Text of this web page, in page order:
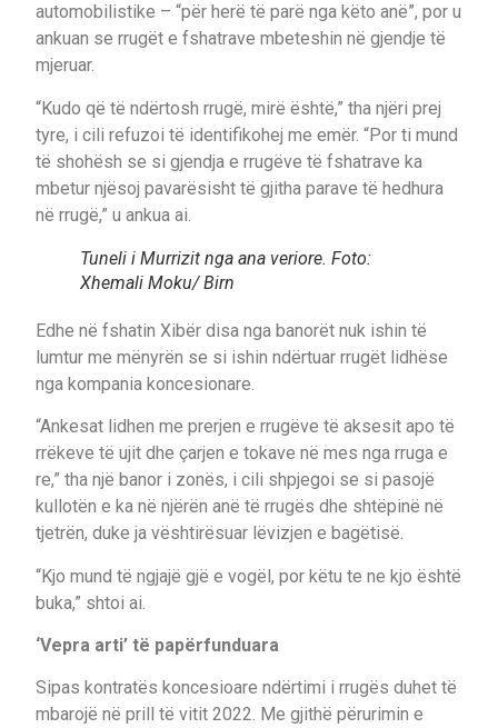
automobilistike – “për herë të parë nga këto anë”, por u
ankuan se rrugët e fshatrave mbeteshin në gjendje të
mjeruar.
“Kudo që të ndërtosh rrugë, mirë është,” tha njëri prej
tyre, i cili refuzoi të identifikohej me emër. “Por ti mund
të shohësh se si gjendja e rrugëve të fshatrave ka
mbetur njësoj pavarësisht të gjitha parave të hedhura
në rrugë,” u ankua ai.
Tuneli i Murrizit nga ana veriore. Foto:
Xhemali Moku/ Birn
Edhe në fshatin Xibër disa nga banorët nuk ishin të
lumtur me mënyrën se si ishin ndërtuar rrugët lidhëse
nga kompania koncesionare.
“Ankesat lidhen me prerjen e rrugëve të aksesit apo të
rrëkeve të ujit dhe çarjen e tokave në mes nga rruga e
re,” tha një banor i zonës, i cili shpjegoi se si pasojë
kullotën e ka në njërën anë të rrugës dhe shtëpinë në
tjetrën, duke ja vështirësuar lëvizjen e bagëtisë.
“Kjo mund të ngjajë gjë e vogël, por këtu te ne kjo është
buka,” shtoi ai.
‘Vepra arti’ të papërfunduara
Sipas kontratës koncesioare ndërtimi i rrugës duhet të
mbarojë në prill të vitit 2022. Me gjithë përurimin e